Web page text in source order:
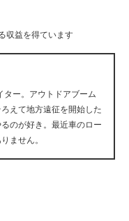
収益を得ています
ター。アウトドアブーム
えて地方遠征を開始した
のが好き。最近車のロー
ません。